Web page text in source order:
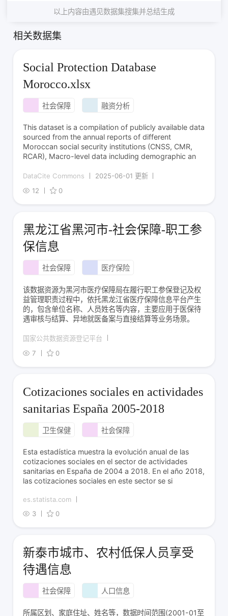
以上内容由遇见数据集搜集并总结生成
相关数据集
Social Protection Database
Morocco.xlsx
社会保障 融资分析
This dataset is a compilation of publicly available data
sourced from the annual reports of different
Moroccan social security institutions (CNSS, CMR,
RCAR), Macro-level data including demographic an
DataCite Commons
2025-06-01 更新
12
0
黑龙江省黑河市-社会保障-职工参
保信息
社会保障 医疗保险
该数据资源为黑河市医疗保障局在履行职工参保登记及权
益管理职责过程中，依托黑龙江省医疗保障信息平台产生
的，包含单位名称、人员姓名等内容，主要应用于医保待
遇审核与结算、异地就医备案与直接结算等业务场景。
国家公共数据资源登记平台
7
0
Cotizaciones sociales en actividades
sanitarias España 2005-2018
卫生保健 社会保障
Esta estadística muestra la evolución anual de las
cotizaciones sociales en el sector de actividades
sanitarias en España de 2004 a 2018. En el año 2018,
las cotizaciones sociales en este sector se si
es.statista.com
3
0
新泰市城市、农村低保人员享受
待遇信息
社会保障 人口信息
所属区划、家庭住址、姓名等，数据时间范围(2001-01至